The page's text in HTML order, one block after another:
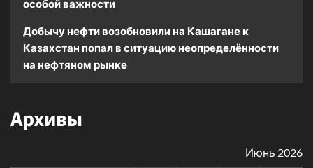
особой важности
Добычу нефти возобновили на Кашагане к
Казахстан попал в ситуацию неопределённости
на нефтяном рынке
Архивы
Июнь 2026